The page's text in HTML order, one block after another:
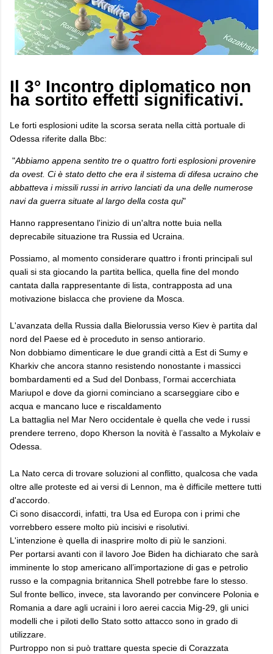
Il 3° Incontro diplomatico non
ha sortito effetti significativi.
Le forti esplosioni udite la scorsa serata nella città portuale di
Odessa riferite dalla Bbc:
"Abbiamo appena sentito tre o quattro forti esplosioni provenire
da ovest. Ci è stato detto che era il sistema di difesa ucraino che
abbatteva i missili russi in arrivo lanciati da una delle numerose
navi da guerra situate al largo della costa qui"
Hanno rappresentano l'inizio di un'altra notte buia nella
deprecabile situazione tra Russia ed Ucraina.
Possiamo, al momento considerare quattro i fronti principali sul
quali si sta giocando la partita bellica, quella fine del mondo
cantata dalla rappresentante di lista, contrapposta ad una
motivazione bislacca che proviene da Mosca.
L'avanzata della Russia dalla Bielorussia verso Kiev è partita dal
nord del Paese ed è proceduto in senso antiorario.
Non dobbiamo dimenticare le due grandi città a Est di Sumy e
Kharkiv che ancora stanno resistendo nonostante i massicci
bombardamenti ed a Sud del Donbass, l'ormai accerchiata
Mariupol e dove da giorni cominciano a scarseggiare cibo e
acqua e mancano luce e riscaldamento
La battaglia nel Mar Nero occidentale è quella che vede i russi
prendere terreno, dopo Kherson la novità è l’assalto a Mykolaiv e
Odessa.
La Nato cerca di trovare soluzioni al conflitto, qualcosa che vada
oltre alle proteste ed ai versi di Lennon, ma è difficile mettere tutti
d'accordo.
Ci sono disaccordi, infatti, tra Usa ed Europa con i primi che
vorrebbero essere molto più incisivi e risolutivi.
L'intenzione è quella di inasprire molto di più le sanzioni.
Per portarsi avanti con il lavoro Joe Biden ha dichiarato che sarà
imminente lo stop americano all’importazione di gas e petrolio
russo e la compagnia britannica Shell potrebbe fare lo stesso.
Sul fronte bellico, invece, sta lavorando per convincere Polonia e
Romania a dare agli ucraini i loro aerei caccia Mig-29, gli unici
modelli che i piloti dello Stato sotto attacco sono in grado di
utilizzare.
Purtroppo non si può trattare questa specie di Corazzata